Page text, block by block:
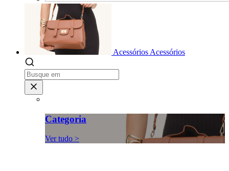
Acessórios Acessórios
Categoria
Ver tudo >